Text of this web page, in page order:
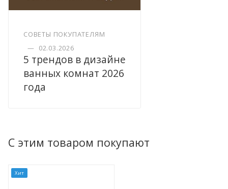
СОВЕТЫ ПОКУПАТЕЛЯМ
— 02.03.2026
5 трендов в дизайне
ванных комнат 2026
года
С этим товаром покупают
Хит